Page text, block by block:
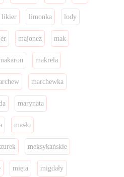
likier limonka lody
majonez mak
makrela
marchewka
marynata
masło
meksykańskie
mięta migdały